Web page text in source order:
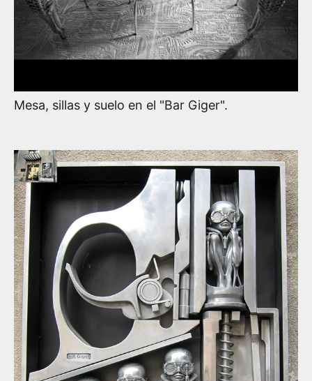
Mesa, sillas y suelo en el "Bar Giger".